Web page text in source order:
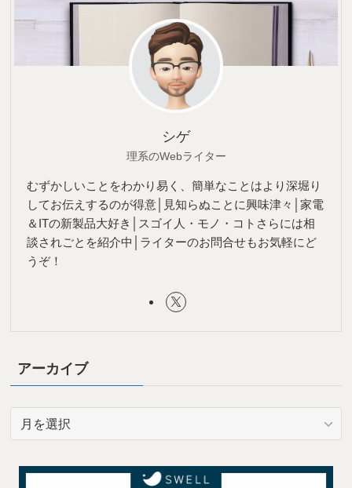
シゲ
理系のWebライター
むずかしいことをわかり易く、簡単なことはより深堀り
してお伝えするのが得意│見知らぬことに興味津々│家電
＆ITの新製品大好き│スゴイ人・モノ・コトさらには相
談されごとを紹介中│ライターのお問合せもお気軽にど
うぞ！
アーカイブ